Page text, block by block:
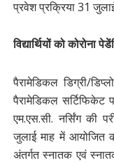
प्रवेश प्रक्रिया 31
विद्यार्थियों को कोरोना
पैरामेडिकल डिग्री/
पैरामेडिकल सर्टिफिकेट
एम.एस.सी. नर्सिंग की
जुलाई माह में आयोजित
अंतर्गत स्नातक एवं